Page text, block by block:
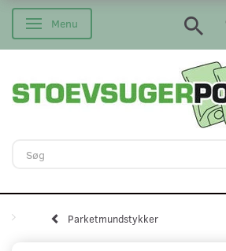
Skifte navigation
Menu
Parketmundstykker